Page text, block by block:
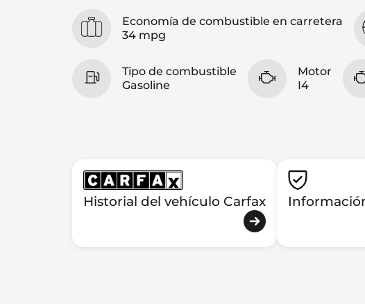
Economía de combustible en carretera
34 mpg
Tipo de combustible
Gasoline
Motor
I4
Historial del vehículo Carfax